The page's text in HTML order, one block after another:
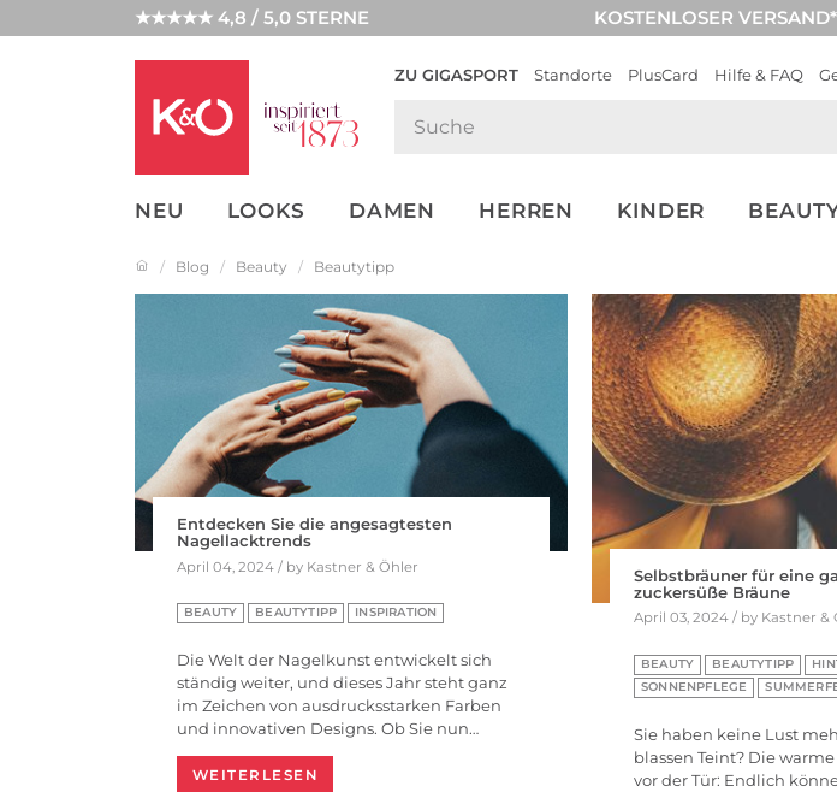
★★★★★ 4,8 / 5,0 STERNE KOSTENLOSER
ZU GIGASPORT Standorte PlusCard Hilfe & FAQ
NEU LOOKS DAMEN HERREN KINDER
UNSERE APP
CLICK &
Blog Beauty Beautytipp
Entdecken Sie die angesagtesten
Nagellacktrends
April 04, 2024 / by Kastner & Öhler
BEAUTY BEAUTYTIPP INSPIRATION
Die Welt der Nagelkunst entwickelt sich
ständig weiter, und dieses Jahr steht ganz
im Zeichen von ausdrucksstarken Farben
und innovativen Designs. Ob Sie nun…
WEITERLESEN
Selbstbräuner für eine
zuckersüße Bräune
April 03, 2024 / by Kastner &
BEAUTY BEAUTYTIPP
SONNENPFLEGE
Sie haben keine Lust
blassen Teint? Die
vor der Tür: Endlich